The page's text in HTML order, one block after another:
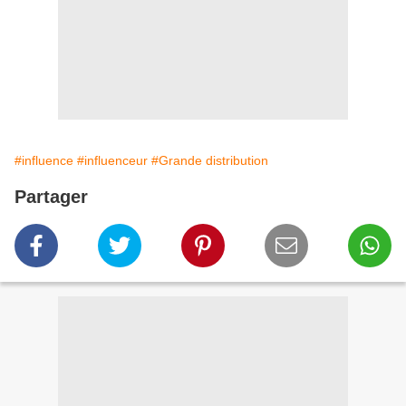
#influence #influenceur #Grande distribution
Partager